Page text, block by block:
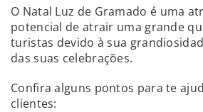
O Natal Luz de Gramado é uma
potencial de atrair uma grande
turistas devido à sua
das suas celebrações.
Confira alguns pontos para te
clientes: